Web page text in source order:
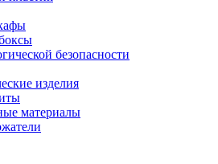
безопасности
изделия
материалы